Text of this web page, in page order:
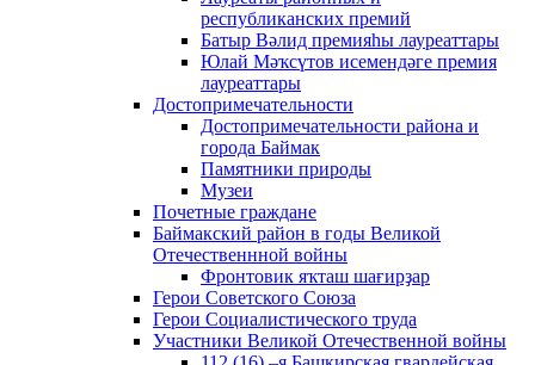
республиканских премий
Батыр Вәлид премияһы лауреаттары
Юлай Мәҡсүтов исемендәге премия
лауреаттары
Достопримечательности
Достопримечательности района и
города Баймак
Памятники природы
Музеи
Почетные граждане
Баймакский район в годы Великой
Отечественнной войны
Фронтовик яҡташ шағирҙар
Герои Советского Союза
Герои Социалистического труда
Участники Великой Отечественной войны